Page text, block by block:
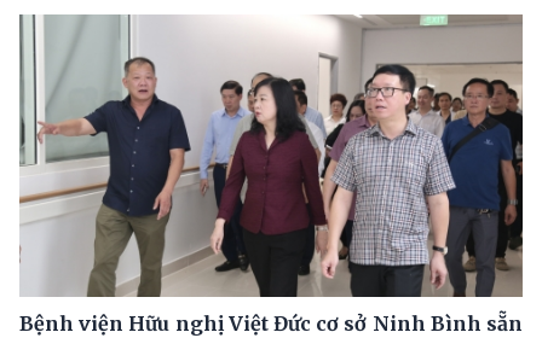
Bệnh viện Hữu nghị Việt Đức cơ sở Ninh Bình sẵn